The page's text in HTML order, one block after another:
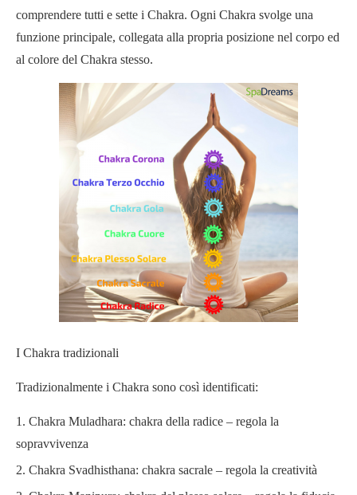
comprendere tutti e sette i Chakra. Ogni Chakra svolge una
funzione principale, collegata alla propria posizione nel corpo ed
al colore del Chakra stesso.
I Chakra tradizionali
Tradizionalmente i Chakra sono così identificati:
Chakra Muladhara: chakra della radice – regola la
sopravvivenza
Chakra Svadhisthana: chakra sacrale – regola la creatività